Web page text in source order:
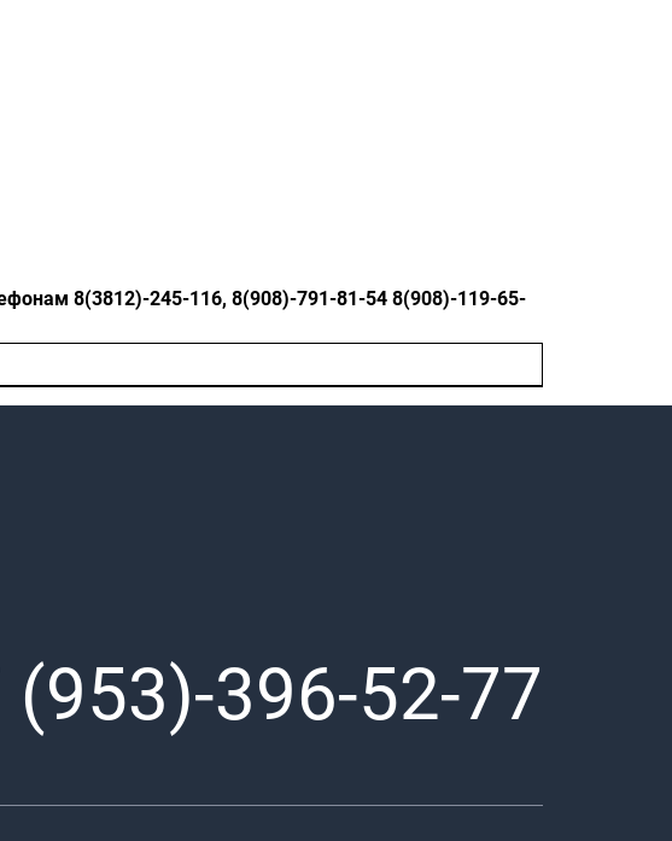
8(3812)-245-116, 8(908)-791-81-54 8(908)-119-65-
(953)-396-52-77